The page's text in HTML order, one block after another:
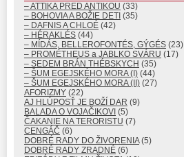
– ATTIKA PRED ANTIKOU (33)
– BOHOVIA A BOŽIE DETI (35)
– DAFNIS A CHLOÉ (42)
– HÉRAKLÉS (44)
– MÍDÁS, BELLEROFONTÉS, GÝGÉS (23)
– PROMÉTHEUS a JABLKO SVÁRU (17)
– SEDEM BRÁN THÉBSKYCH (35)
– ŠUM EGEJSKÉHO MORA (I) (44)
– ŠUM EGEJSKÉHO MORA (II) (27)
AFORIZMY (22)
AJ HLÚPOSŤ JE BOŽÍ DAR (9)
BALADA O VOJAČIKOVI (5)
ČAKANIE NA TERORISTU (7)
CENGÁČ (6)
DOBRÉ RADY DO ŽIVORENIA(5)
DOBRÉ RADY ZRADNÉ (6)